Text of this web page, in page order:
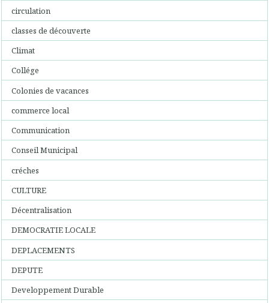
circulation
classes de découverte
Climat
Collége
Colonies de vacances
commerce local
Communication
Conseil Municipal
créches
CULTURE
Décentralisation
DEMOCRATIE LOCALE
DEPLACEMENTS
DEPUTE
Developpement Durable